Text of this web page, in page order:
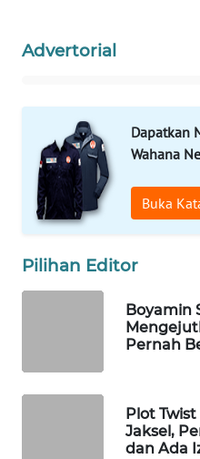
Advertorial
Dapatkan
Wahana
Buka
Pilihan Editor
Boyamin
Pernah
Plot
Jaksel,
dan Ada
UMKM
SELEB
WAHANA
PERSONA
WAHANA
WAHANA